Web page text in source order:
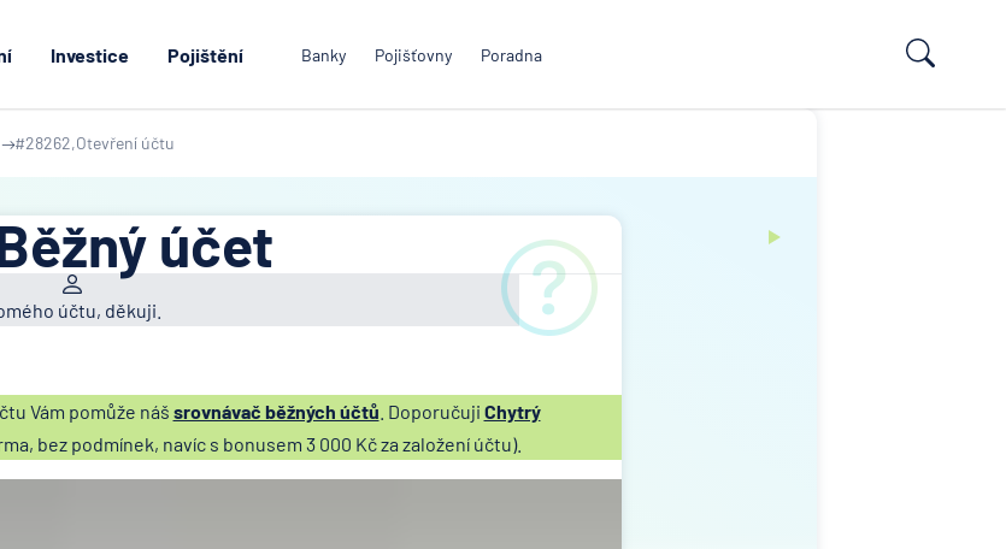
Investice Pojištění Banky Pojišťovny Poradna
#28262,Otevření účtu
účet
účtu, děkuji.
Vám pomůže náš srovnávač běžných účtů . Doporučuji Chytrý
bez podmínek, navíc s bonusem 3 000 Kč za založení účtu).